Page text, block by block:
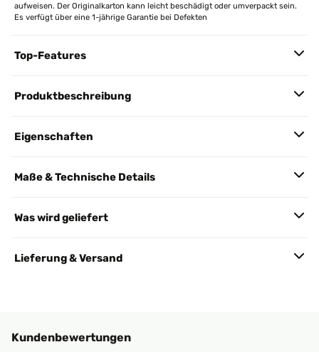
aufweisen. Der Originalkarton kann leicht beschädigt oder umverpackt sein.
Es verfügt über eine 1-jährige Garantie bei Defekten
Top-Features
Produktbeschreibung
Eigenschaften
Maße & Technische Details
Was wird geliefert
Lieferung & Versand
Kundenbewertungen